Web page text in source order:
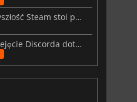
Projekt Helix znów w grze, przyszłość Steam stoi pod znakiem zapytania
Złośliwe oprogramowanie i przejęcie Discorda dotknęły Meccha Chameleon